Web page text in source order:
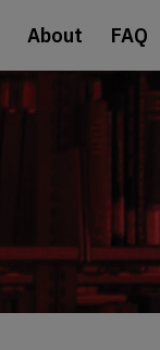
About FAQ